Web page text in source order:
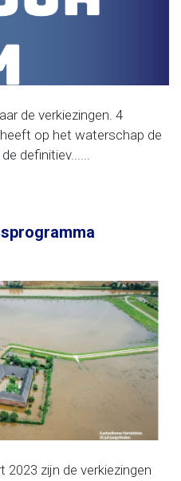
de verkiezingen. 4
op het waterschap de
definitiev......
2023 zijn de verkiezingen